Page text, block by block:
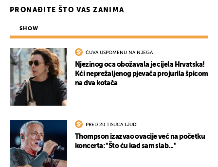
PRONAĐITE ŠTO VAS ZANIMA
SHOW
ČUVA USPOMENU NA NJEGA
Njezinog oca obožavala je cijela Hrvatska!
Kći neprežaljenog pjevača projurila špicom
na dva kotača
PRED 20 TISUĆA LJUDI
Thompson izazvao ovacije već na početku
koncerta: "Što ću kad sam slab..."